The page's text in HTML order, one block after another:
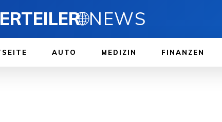
🌐NEWS
AUTO MEDIZIN FINANZEN